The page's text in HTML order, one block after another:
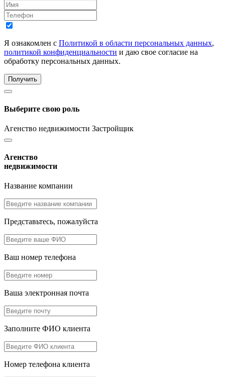
Я ознакомлен с Политикой в области персональных данных,
политикой конфиденциальности и даю свое согласие на
обработку персональных данных.
Получить
Выберите свою роль
Агенство недвижимости Застройщик
Агенство
недвижимости
Название компании
Представьтесь, пожалуйста
Ваш номер телефона
Ваша электронная почта
Заполните ФИО клиента
Номер телефона клиента